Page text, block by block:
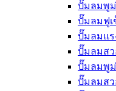
ปั๊มลมพูม่
ปั๊มลมฟูเ
ปั๊มลมแร
ปั๊มลมสว
ปั๊มลมพูม่
ปั๊มลมสว